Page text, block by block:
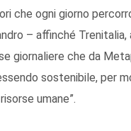
che ogni giorno
– affinché
giornaliere che da
sostenibile, per
umane”.